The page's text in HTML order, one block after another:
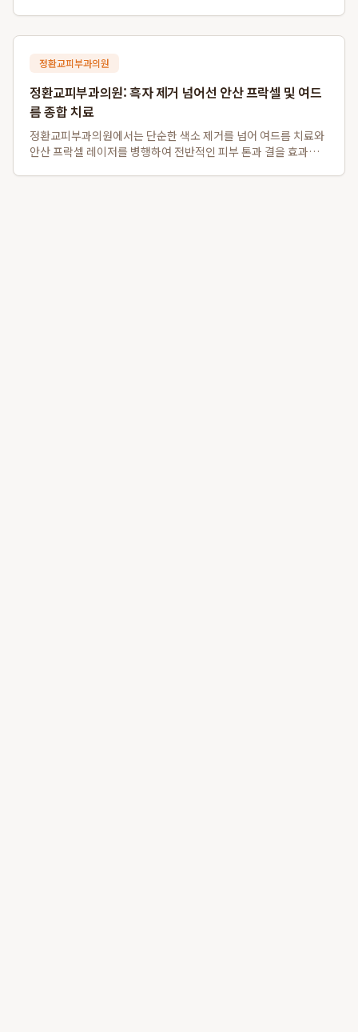
할 수 있으며, 명동역...
정환교피부과의원
정환교피부과의원: 흑자 제거 넘어선 안산 프락셀 및 여드
름 종합 치료
정환교피부과의원에서는 단순한 색소 제거를 넘어 여드름 치료와
안산 프락셀 레이저를 병행하여 전반적인 피부 톤과 결을 효과적